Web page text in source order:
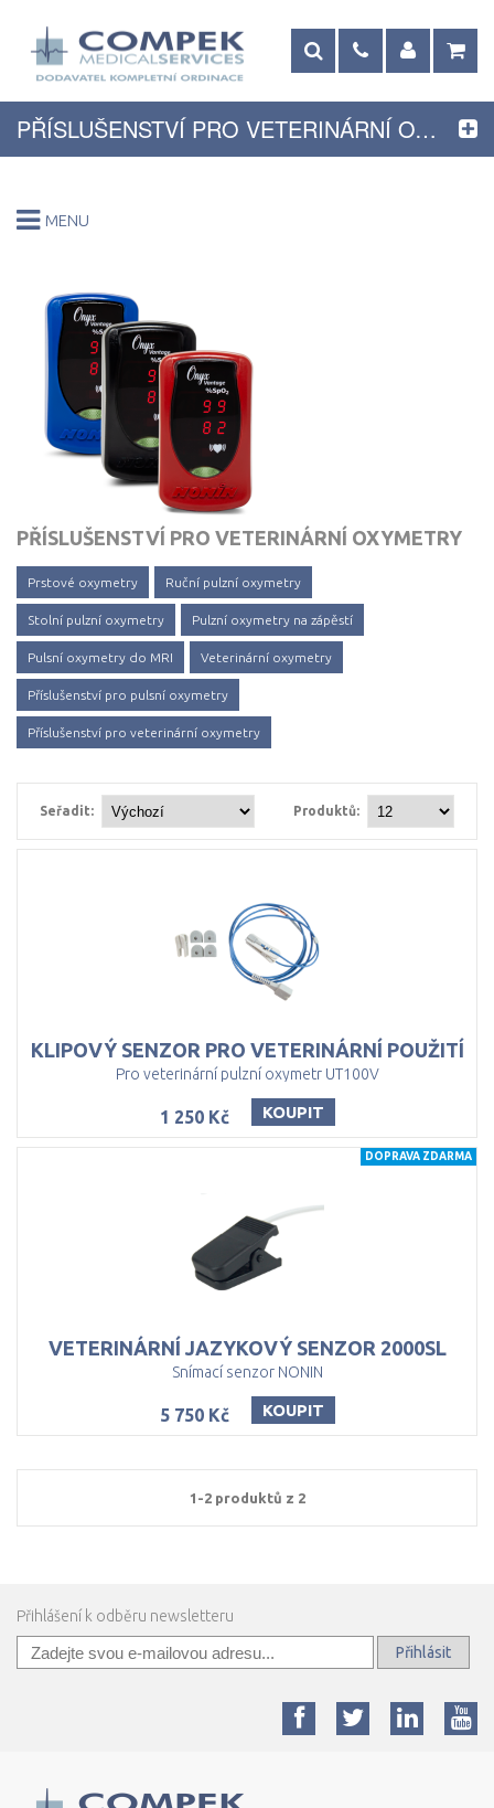
PŘÍSLUŠENSTVÍ PRO VETERINÁRNÍ OXYMETRY
PŘÍSLUŠENSTVÍ PRO VETERINÁRNÍ OXYMETRY
Prstové oxymetry Ruční pulzní oxymetry
Stolní pulzní oxymetry Pulzní oxymetry na zápěstí
Pulsní oxymetry do MRI Veterinární oxymetry
Příslušenství pro pulsní oxymetry
Příslušenství pro veterinární oxymetry
Seřadit: Produktů:
KLIPOVÝ SENZOR PRO VETERINÁRNÍ POUŽITÍ
Pro veterinární pulzní oxymetr UT100V
1 250 Kč KOUPIT
VETERINÁRNÍ JAZYKOVÝ SENZOR 2000SL
Snímací senzor NONIN
5 750 Kč KOUPIT
DOPRAVA ZDARMA
1-2 produktů z 2
MENU
Přihlášení k odběru newsletteru
Přihlásit